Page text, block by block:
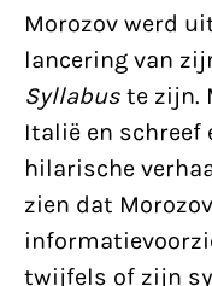
Morozov werd
lancering van
Syllabus te zijn.
Italië en schreef
hilarische
zien dat
twijfels of zijn